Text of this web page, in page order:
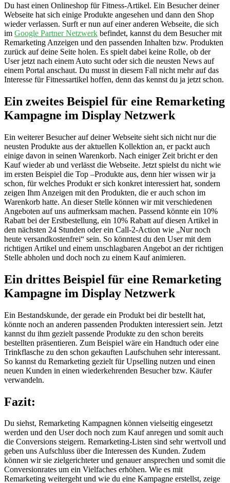
Du hast einen Onlineshop für Fitness-Artikel. Ein Besucher deiner
Webseite hat sich einige Produkte angesehen und dann den Shop
wieder verlassen. Surft er nun auf einer anderen Webseite, die sich
im Google Partner Netzwerk befindet, kannst du dem Besucher mit
Remarketing Anzeigen und den passenden Inhalten bzw. Produkten
zurück auf deine Seite holen. Es spielt dabei keine Rolle, ob der
User jetzt nach einem Auto sucht oder sich die neusten News auf
einem Portal anschaut. Du musst in diesem Fall nicht mehr auf das
Interesse für Fitnessartikel hoffen, denn das kennst du ja jetzt schon.
Ein zweites Beispiel für eine Remarketing
Kampagne im Display Netzwerk
Ein weiterer Besucher auf deiner Webseite sieht sich nicht nur die
neusten Produkte aus der aktuellen Kollektion an, er packt auch
einige davon in seinen Warenkorb. Nach einiger Zeit bricht er den
Kauf wieder ab und verlässt die Webseite. Jetzt spielst du nicht wie
im ersten Beispiel die Top –Produkte aus, denn hier wissen wir ja
schon, für welches Produkt er sich konkret interessiert hat, sondern
zeigen Ihm Anzeigen mit den Produkten, die er auch schon im
Warenkorb hatte. An dieser Stelle können wir mit verschiedenen
Angeboten auf uns aufmerksam machen. Passend könnte ein 10%
Rabatt bei der Erstbestellung, ein 10% Rabatt auf diesen Artikel in
den nächsten 24 Stunden oder ein Call-2-Action wie „Nur noch
heute versandkostenfrei“ sein. So könntest du den User mit dem
richtigen Artikel und einem unschlagbaren Angebot an der richtigen
Stelle abholen und doch noch zu einem Kauf animieren.
Ein drittes Beispiel für eine Remarketing
Kampagne im Display Netzwerk
Ein Bestandskunde, der gerade ein Produkt bei dir bestellt hat,
könnte noch an anderen passenden Produkten interessiert sein. Jetzt
kannst du ihm gezielt passende Produkte zu den schon bereits
bestellten präsentieren. Zum Beispiel wäre ein Handtuch oder eine
Trinkflasche zu den schon gekauften Laufschuhen sehr interessant.
So kannst du Remarketing gezielt für Upselling nutzen und einen
neuen Kunden in einen wiederkehrenden Besucher bzw. Käufer
verwandeln.
Fazit:
Du siehst, Remarketing Kampagnen können vielseitig eingesetzt
werden und den User doch noch zum Kauf anregen und somit auch
die Conversions steigern. Remarketing-Listen sind sehr wertvoll und
geben uns Aufschluss über die Interessen des Kunden. Zudem
können wir sie zielgerichteter und genauer ansprechen und somit die
Conversionrates um ein Vielfaches erhöhen. Wie es mit
Remarketing weitergeht und wie du eine Kampagne erstellst, zeige